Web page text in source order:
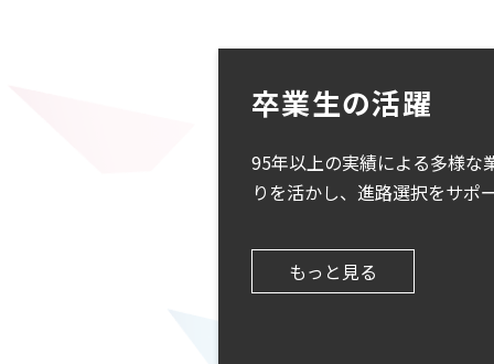
卒業生の活躍
95年以上の実績による多様な
りを活かし、進路選択をサポ
もっと見る